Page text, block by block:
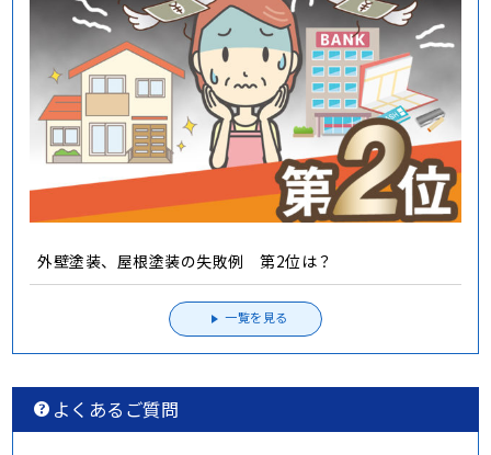
外壁塗装、屋根塗装の失敗例 第2位は？
一覧を見る
よくあるご質問